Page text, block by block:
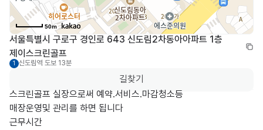
50m
서울특별시 구로구 경인로 643 신도림2차동아아파트 1층
제이스크린골프
1 신도림역 도보 13분
길찾기
스크린골프 실장으로써 예약.서비스.마감청소등
매장운영및 관리를 하면 됩니다
근무시간